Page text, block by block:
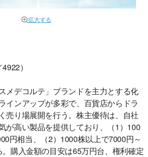
拡大する
）
メデコルテ」ブランドを主力とする化
インアップが多彩で、百貨店からドラ
売り場展開を行う。株主優待は、自社
が高い製品を提供しており、（1）100
円相当、（2）1000株以上で7000円～
購入金額の目安は65万円台、権利確定